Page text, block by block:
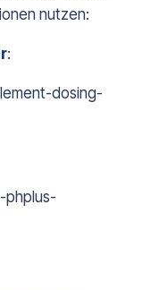
nutzen:
:
dosing-
phplus-